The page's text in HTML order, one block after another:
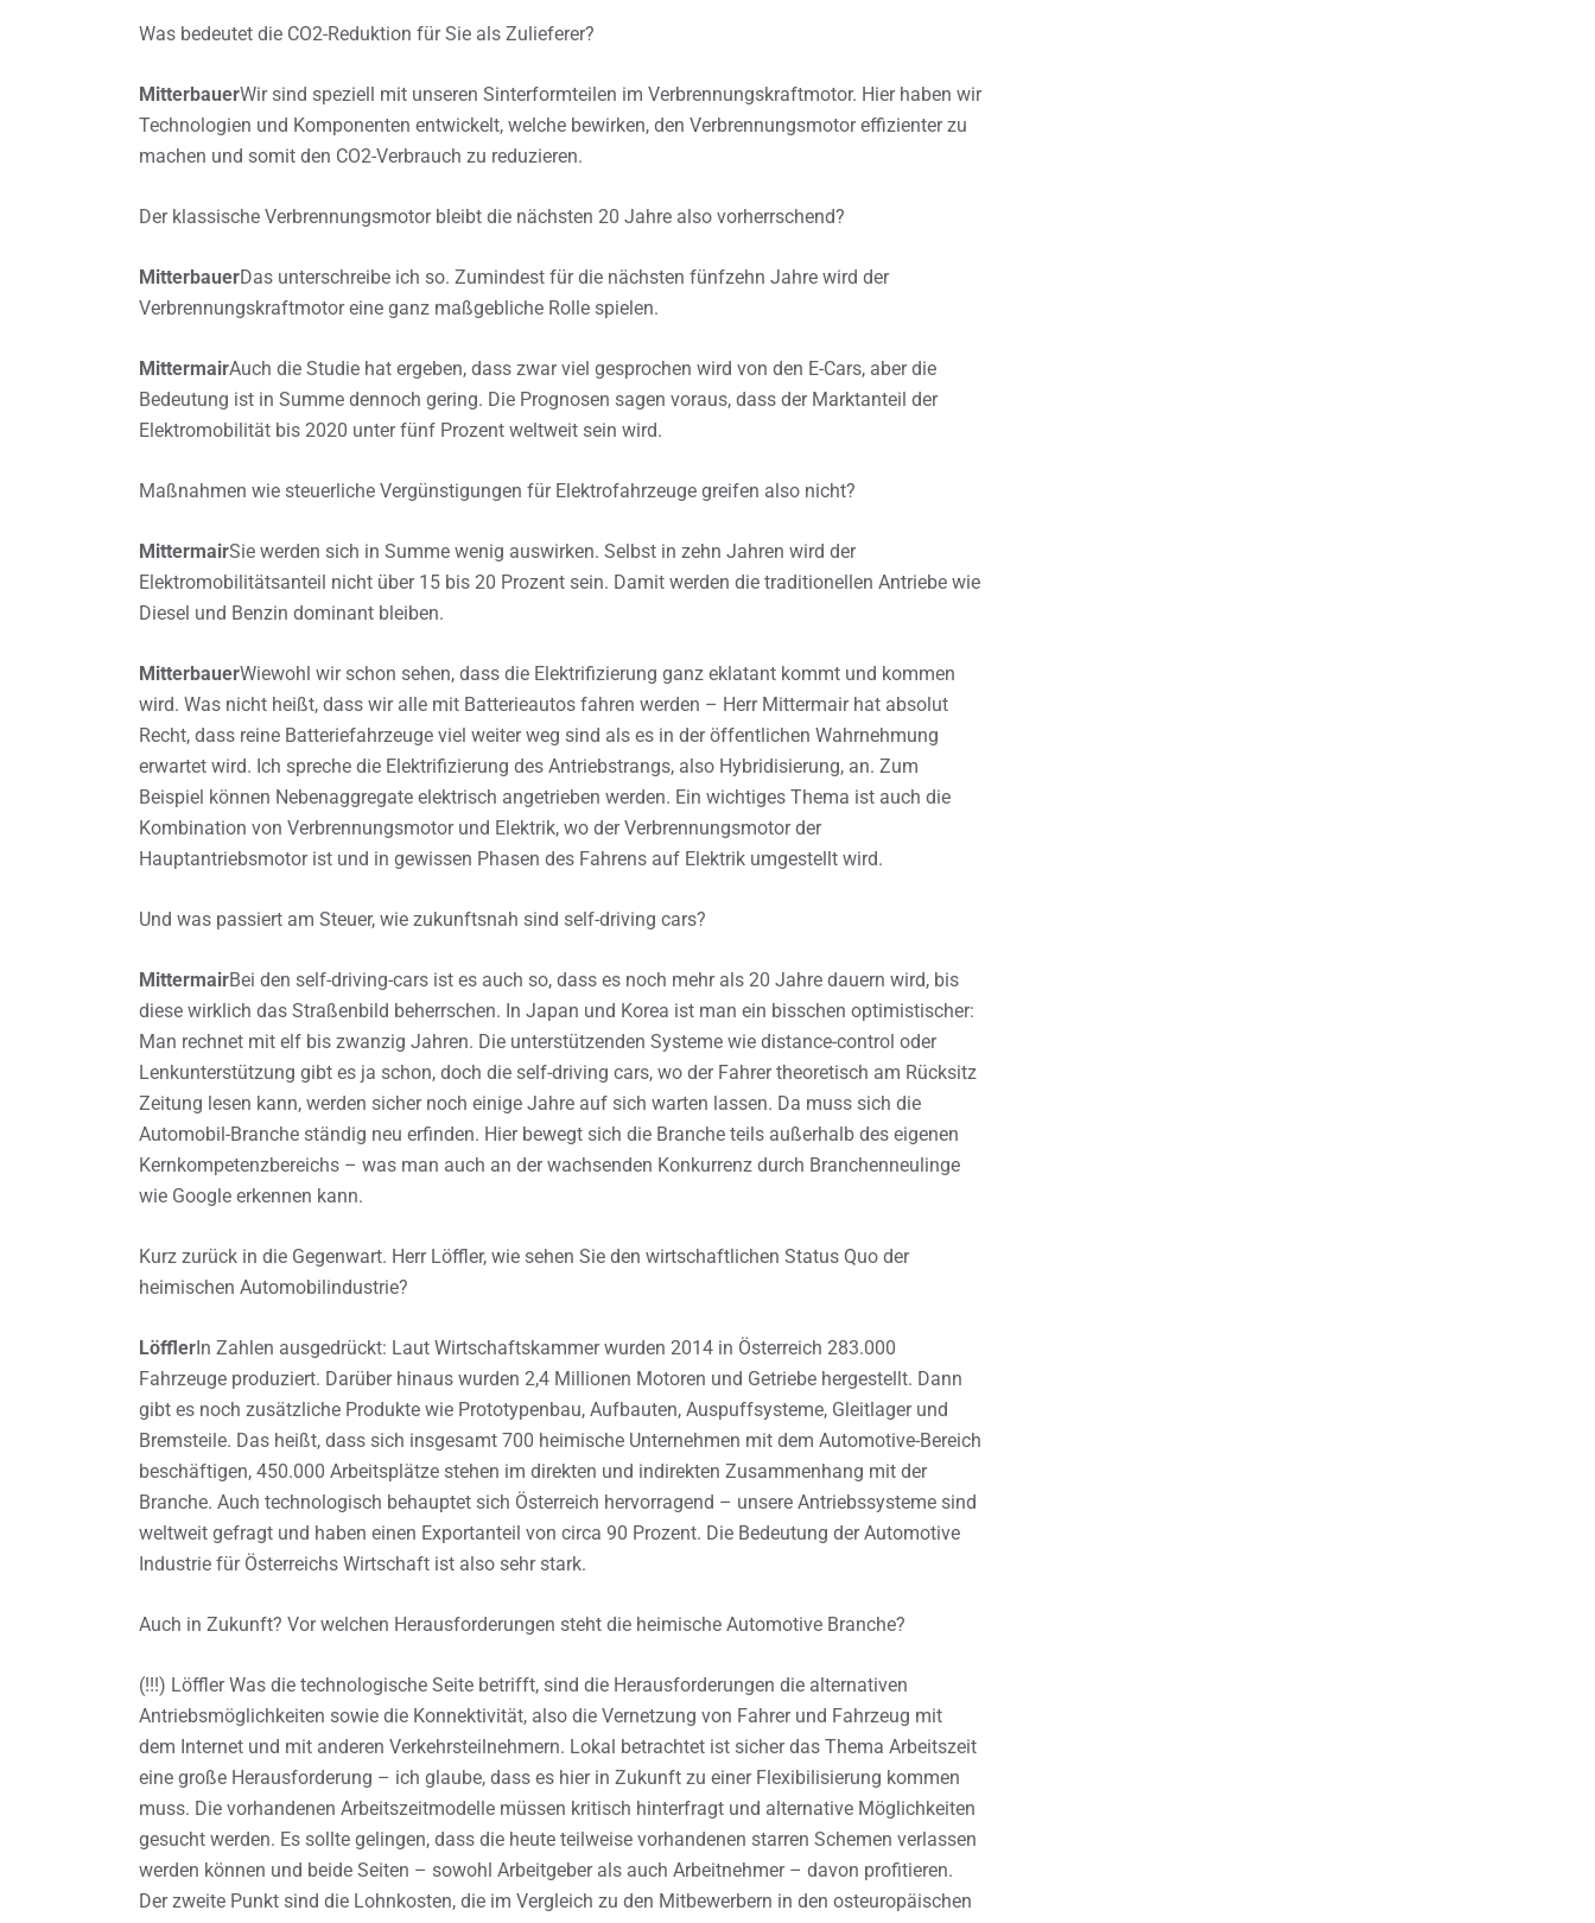
Was bedeutet die CO2-Reduktion für Sie als Zulieferer?
MitterbauerWir sind speziell mit unseren Sinterformteilen im Verbrennungskraftmotor. Hier haben wir
Technologien und Komponenten entwickelt, welche bewirken, den Verbrennungsmotor effizienter zu
machen und somit den CO2-Verbrauch zu reduzieren.
Der klassische Verbrennungsmotor bleibt die nächsten 20 Jahre also vorherrschend?
MitterbauerDas unterschreibe ich so. Zumindest für die nächsten fünfzehn Jahre wird der
Verbrennungskraftmotor eine ganz maßgebliche Rolle spielen.
MittermairAuch die Studie hat ergeben, dass zwar viel gesprochen wird von den E-Cars, aber die
Bedeutung ist in Summe dennoch gering. Die Prognosen sagen voraus, dass der Marktanteil der
Elektromobilität bis 2020 unter fünf Prozent weltweit sein wird.
Maßnahmen wie steuerliche Vergünstigungen für Elektrofahrzeuge greifen also nicht?
MittermairSie werden sich in Summe wenig auswirken. Selbst in zehn Jahren wird der
Elektromobilitätsanteil nicht über 15 bis 20 Prozent sein. Damit werden die traditionellen Antriebe wie
Diesel und Benzin dominant bleiben.
MitterbauerWiewohl wir schon sehen, dass die Elektrifizierung ganz eklatant kommt und kommen
wird. Was nicht heißt, dass wir alle mit Batterieautos fahren werden – Herr Mittermair hat absolut
Recht, dass reine Batteriefahrzeuge viel weiter weg sind als es in der öffentlichen Wahrnehmung
erwartet wird. Ich spreche die Elektrifizierung des Antriebstrangs, also Hybridisierung, an. Zum
Beispiel können Nebenaggregate elektrisch angetrieben werden. Ein wichtiges Thema ist auch die
Kombination von Verbrennungsmotor und Elektrik, wo der Verbrennungsmotor der
Hauptantriebsmotor ist und in gewissen Phasen des Fahrens auf Elektrik umgestellt wird.
Und was passiert am Steuer, wie zukunftsnah sind self-driving cars?
MittermairBei den self-driving-cars ist es auch so, dass es noch mehr als 20 Jahre dauern wird, bis
diese wirklich das Straßenbild beherrschen. In Japan und Korea ist man ein bisschen optimistischer:
Man rechnet mit elf bis zwanzig Jahren. Die unterstützenden Systeme wie distance-control oder
Lenkunterstützung gibt es ja schon, doch die self-driving cars, wo der Fahrer theoretisch am Rücksitz
Zeitung lesen kann, werden sicher noch einige Jahre auf sich warten lassen. Da muss sich die
Automobil-Branche ständig neu erfinden. Hier bewegt sich die Branche teils außerhalb des eigenen
Kernkompetenzbereichs – was man auch an der wachsenden Konkurrenz durch Branchenneulinge
wie Google erkennen kann.
Kurz zurück in die Gegenwart. Herr Löffler, wie sehen Sie den wirtschaftlichen Status Quo der
heimischen Automobilindustrie?
LöfflerIn Zahlen ausgedrückt: Laut Wirtschaftskammer wurden 2014 in Österreich 283.000
Fahrzeuge produziert. Darüber hinaus wurden 2,4 Millionen Motoren und Getriebe hergestellt. Dann
gibt es noch zusätzliche Produkte wie Prototypenbau, Aufbauten, Auspuffsysteme, Gleitlager und
Bremsteile. Das heißt, dass sich insgesamt 700 heimische Unternehmen mit dem Automotive-Bereich
beschäftigen, 450.000 Arbeitsplätze stehen im direkten und indirekten Zusammenhang mit der
Branche. Auch technologisch behauptet sich Österreich hervorragend – unsere Antriebssysteme sind
weltweit gefragt und haben einen Exportanteil von circa 90 Prozent. Die Bedeutung der Automotive
Industrie für Österreichs Wirtschaft ist also sehr stark.
Auch in Zukunft? Vor welchen Herausforderungen steht die heimische Automotive Branche?
(!!!) Löffler Was die technologische Seite betrifft, sind die Herausforderungen die alternativen
Antriebsmöglichkeiten sowie die Konnektivität, also die Vernetzung von Fahrer und Fahrzeug mit
dem Internet und mit anderen Verkehrsteilnehmern. Lokal betrachtet ist sicher das Thema Arbeitszeit
eine große Herausforderung – ich glaube, dass es hier in Zukunft zu einer Flexibilisierung kommen
muss. Die vorhandenen Arbeitszeitmodelle müssen kritisch hinterfragt und alternative Möglichkeiten
gesucht werden. Es sollte gelingen, dass die heute teilweise vorhandenen starren Schemen verlassen
werden können und beide Seiten – sowohl Arbeitgeber als auch Arbeitnehmer – davon profitieren.
Der zweite Punkt sind die Lohnkosten, die im Vergleich zu den Mitbewerbern in den osteuropäischen